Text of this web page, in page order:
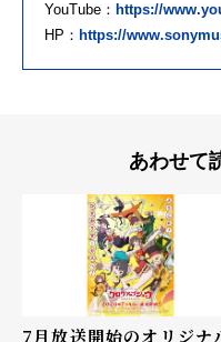
YouTube： https://
HP： https://
あわせて
7月放送開始のオリジナ